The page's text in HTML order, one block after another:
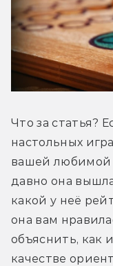
Что за статья?
настольных
вашей любимой
давно она
какой у неё
она вам
объяснить, как
качестве